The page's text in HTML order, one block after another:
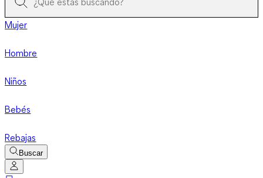
Mujer
Hombre
Niños
Bebés
Rebajas
Buscar